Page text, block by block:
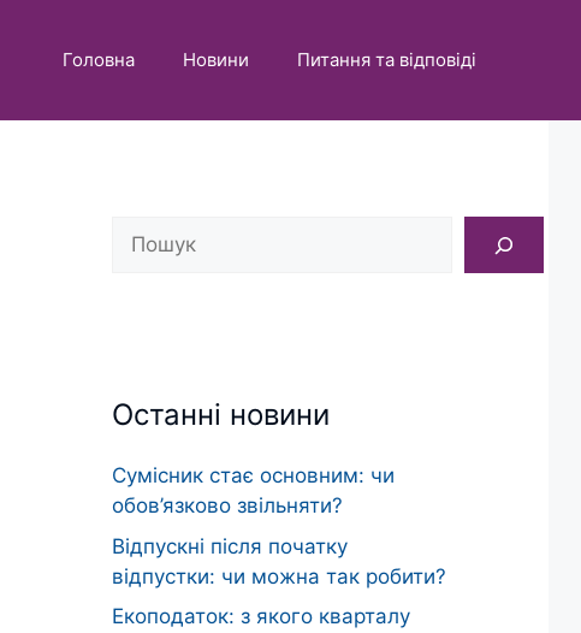
Головна Новини Питання та відповіді
Пошук
Останні новини
Сумісник стає основним: чи
обов’язково звільняти?
Відпускні після початку
відпустки: чи можна так робити?
Екоподаток: з якого кварталу